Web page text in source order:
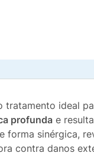
tratamento ideal
profunda e
forma sinérgica,
contra danos